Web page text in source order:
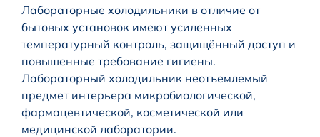
Лабораторные холодильники в отличие от
бытовых установок имеют усиленных
температурный контроль, защищённый доступ и
повышенные требование гигиены.
Лабораторный холодильник неотъемлемый
предмет интерьера микробиологической,
фармацевтической, косметической или
медицинской лаборатории.